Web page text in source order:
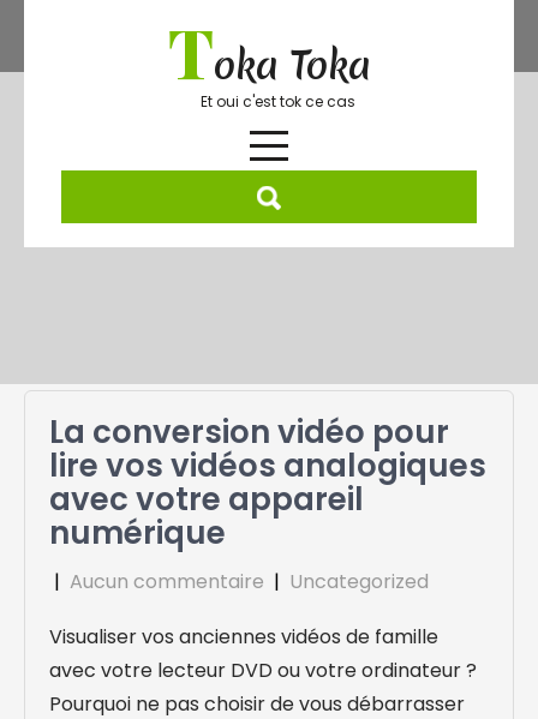
content
Toka Toka
Et oui c'est tok ce cas
Mois :avril 2024
La conversion vidéo pour
lire vos vidéos analogiques
avec votre appareil
numérique
| Aucun commentaire | Uncategorized
Visualiser vos anciennes vidéos de famille
avec votre lecteur DVD ou votre ordinateur ?
Pourquoi ne pas choisir de vous débarrasser